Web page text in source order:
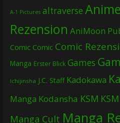
A-1 Pictures altraverse Anime
Rezension AniMoon
Comic Comic Comic
Manga Erster Blick Games
Ichijinsha J.C. Staff Kadokawa
Manga Kodansha KSM
Manga Cult Manga